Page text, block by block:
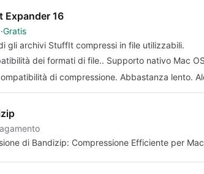
Expander 16
Gratis
gli archivi StuffIt compressi in file utilizzabili.
dei formati di file.. Supporto nativo Mac
di compressione. Abbastanza lento.
di Bandizip: Compressione Efficiente per Mac